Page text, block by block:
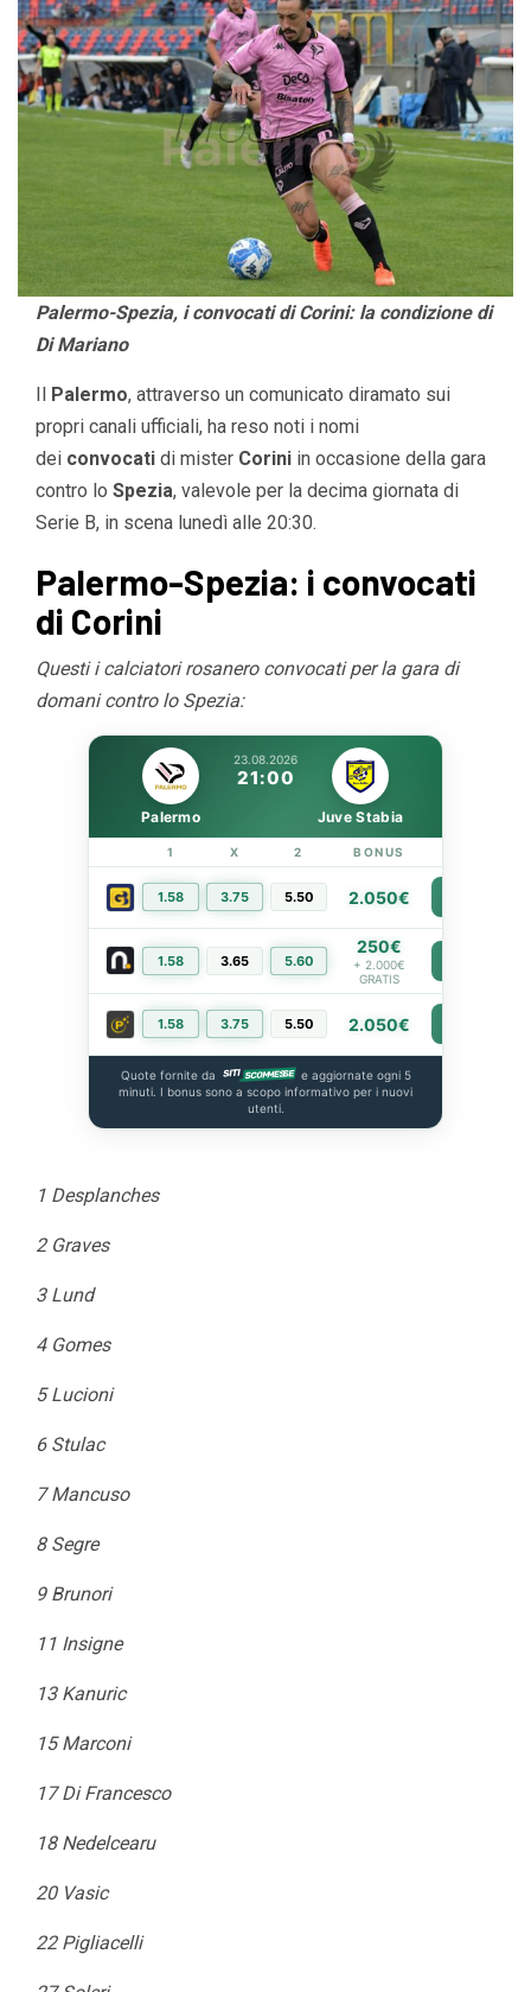
Palermo-Spezia, i convocati di Corini: la condizione di
Di Mariano
Il Palermo, attraverso un comunicato diramato sui
propri canali ufficiali, ha reso noti i nomi
dei convocati di mister Corini in occasione della gara
contro lo Spezia, valevole per la decima giornata di
Serie B, in scena lunedì alle 20:30.
Palermo-Spezia: i convocati
di Corini
Questi i calciatori rosanero convocati per la gara di
domani contro lo Spezia:
23.08.2026
21:00
Palermo Juve Stabia
1 X 2 BONUS
1.58 3.75 5.50 2.050€
1.58 3.65 5.60
250€
+ 2.000€
GRATIS
1.58 3.75 5.50 2.050€
Quote fornite da
e aggiornate ogni 5
minuti. I bonus sono a scopo informativo per i nuovi
utenti.
1 Desplanches
2 Graves
3 Lund
4 Gomes
5 Lucioni
6 Stulac
7 Mancuso
8 Segre
9 Brunori
11 Insigne
13 Kanuric
15 Marconi
17 Di Francesco
18 Nedelcearu
20 Vasic
22 Pigliacelli